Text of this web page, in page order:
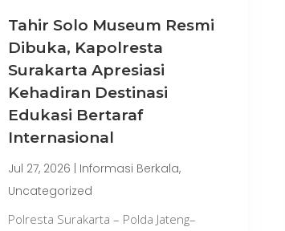
Tahir Solo Museum Resmi
Dibuka, Kapolresta
Surakarta Apresiasi
Kehadiran Destinasi
Edukasi Bertaraf
Internasional
Jul 27, 2026 | Informasi Berkala,
Uncategorized
Polresta Surakarta – Polda Jateng–